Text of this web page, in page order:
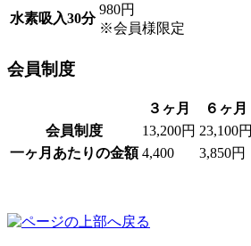
水素吸入30分
980円
※会員様限定
会員制度
３ヶ月 ６ヶ月
会員制度
13,200円 23,100円
一ヶ月あたりの金額 4,400 3,850円